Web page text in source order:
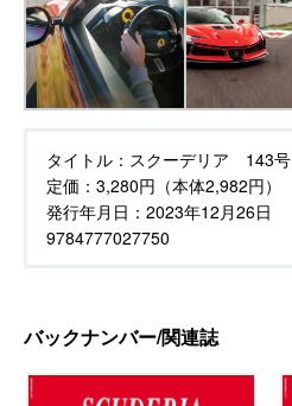
タイトル： スクーデリア 143号
定価： 3,280円（本体2,982円）
発行年月日： 2023年12月26日
9784777027750
バックナンバー/関連誌